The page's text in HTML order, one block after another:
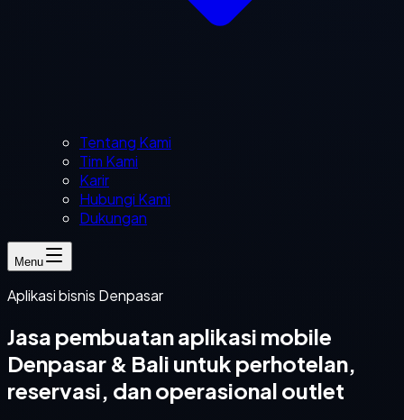
Tentang Kami
Tim Kami
Karir
Hubungi Kami
Dukungan
Menu
Aplikasi bisnis Denpasar
Jasa pembuatan aplikasi mobile
Denpasar & Bali untuk perhotelan,
reservasi, dan operasional outlet